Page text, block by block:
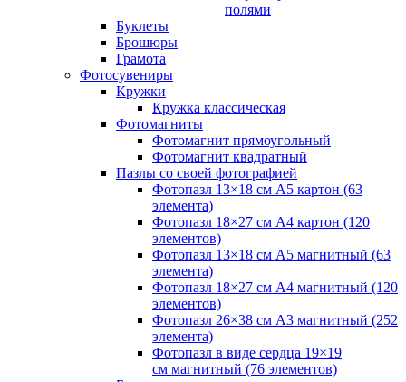
полями
Буклеты
Брошюры
Грамота
Фотосувениры
Кружки
Кружка классическая
Фотомагниты
Фотомагнит прямоугольный
Фотомагнит квадратный
Пазлы со своей фотографией
Фотопазл 13×18 см А5 картон (63
элемента)
Фотопазл 18×27 см А4 картон (120
элементов)
Фотопазл 13×18 см А5 магнитный (63
элемента)
Фотопазл 18×27 см А4 магнитный (120
элементов)
Фотопазл 26×38 см А3 магнитный (252
элемента)
Фотопазл в виде сердца 19×19
см магнитный (76 элементов)